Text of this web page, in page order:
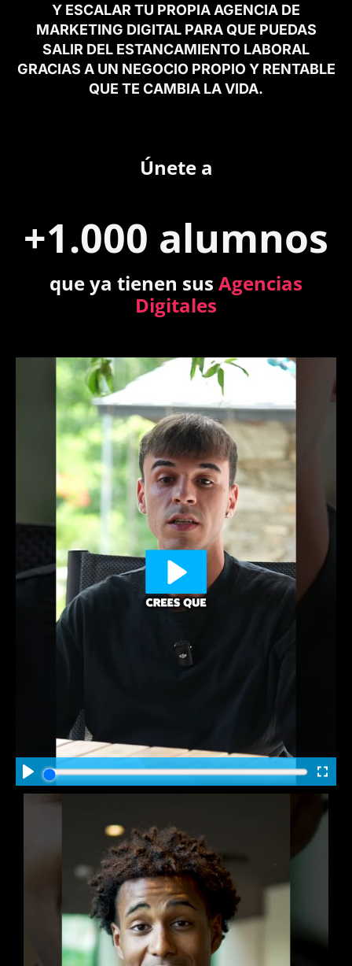
Y ESCALAR TU PROPIA AGENCIA DE
MARKETING DIGITAL PARA QUE PUEDAS
SALIR DEL ESTANCAMIENTO LABORAL
GRACIAS A UN NEGOCIO PROPIO Y RENTABLE
QUE TE CAMBIA LA VIDA.​
Únete a
+1.000 alumnos
que ya tienen sus Agencias
Digitales